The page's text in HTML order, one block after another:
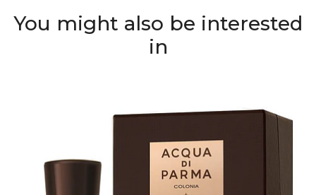
You might also be interested
in